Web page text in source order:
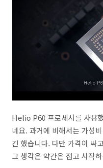
Helio P60 프로세서를 사용
네요. 과거에 비해서는 가성
긴 했습니다. 다만 가격이 싸
그 생각은 약간은 접고 시작